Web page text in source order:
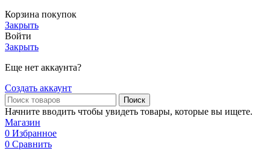
Корзина покупок
Закрыть
Войти
Закрыть
Еще нет аккаунта?
Создать аккаунт
Поиск
Начните вводить чтобы увидеть товары, которые вы ищете.
Магазин
0 Избранное
0 Сравнить